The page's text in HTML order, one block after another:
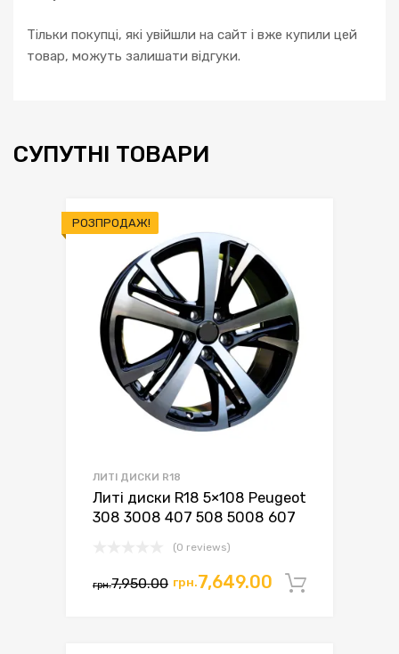
Тільки покупці, які увійшли на сайт і вже купили цей
товар, можуть залишати відгуки.
СУПУТНІ ТОВАРИ
РОЗПРОДАЖ!
ЛИТІ ДИСКИ R18
Литі диски R18 5×108 Peugeot
308 3008 407 508 5008 607
(0 reviews)
грн.7,950.00 грн.7,649.00